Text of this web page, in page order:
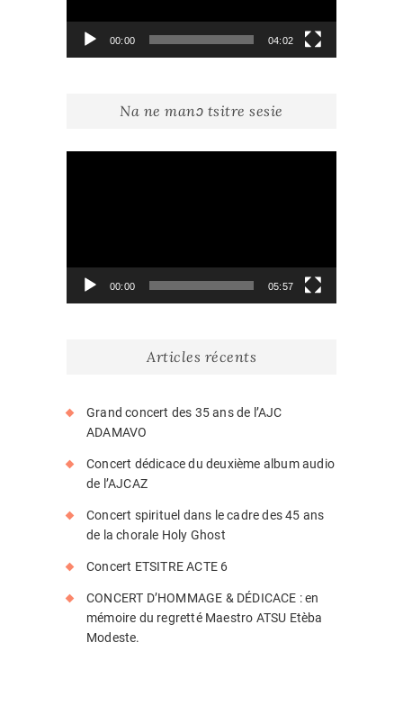
00:00 04:02
Na ne manɔ tsitre sesie
00:00 05:57
Articles récents
Grand concert des 35 ans de l’AJC
ADAMAVO
Concert dédicace du deuxième album audio
de l’AJCAZ
Concert spirituel dans le cadre des 45 ans
de la chorale Holy Ghost
Concert ETSITRE ACTE 6
CONCERT D’HOMMAGE & DÉDICACE : en
mémoire du regretté Maestro ATSU Etèba
Modeste.